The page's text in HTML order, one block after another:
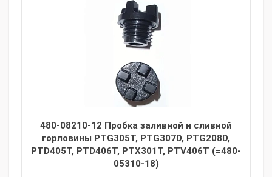
480-08210-12 Пробка заливной и сливной
горловины PTG305T, PTG307D, PTG208D,
PTD405T, PTD406T, PTX301T, PTV406T (=480-
05310-18)